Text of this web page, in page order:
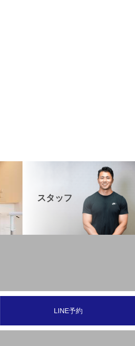
スタッフ
LINE予約